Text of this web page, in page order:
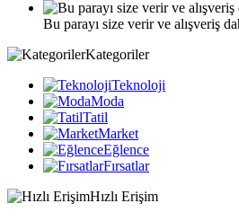
Bu parayı size verir ve alışveriş
Kategoriler
Teknoloji
Moda
Tatil
Market
Eğlence
Fırsatlar
Hızlı Erişim